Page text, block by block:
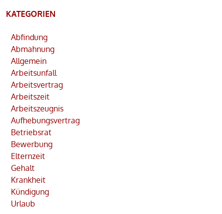
KATEGORIEN
Abfindung
Abmahnung
Allgemein
Arbeitsunfall
Arbeitsvertrag
Arbeitszeit
Arbeitszeugnis
Aufhebungsvertrag
Betriebsrat
Bewerbung
Elternzeit
Gehalt
Krankheit
Kündigung
Urlaub